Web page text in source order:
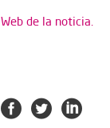
Web de la noticia.